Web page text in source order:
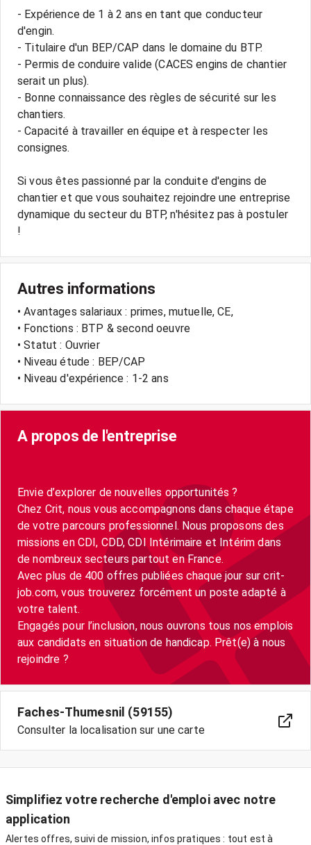
- Expérience de 1 à 2 ans en tant que conducteur
d'engin.
- Titulaire d'un BEP/CAP dans le domaine du BTP.
- Permis de conduire valide (CACES engins de chantier
serait un plus).
- Bonne connaissance des règles de sécurité sur les
chantiers.
- Capacité à travailler en équipe et à respecter les
consignes.
Si vous êtes passionné par la conduite d'engins de
chantier et que vous souhaitez rejoindre une entreprise
dynamique du secteur du BTP, n'hésitez pas à postuler
Autres informations
• Avantages salariaux : primes, mutuelle, CE,
• Fonctions : BTP & second oeuvre
• Statut : Ouvrier
• Niveau étude : BEP/CAP
• Niveau d'expérience : 1-2 ans
A propos de l'entreprise
Envie d’explorer de nouvelles opportunités ?
Chez Crit, nous vous accompagnons dans chaque étape
de votre parcours professionnel. Nous proposons des
missions en CDI, CDD, CDI Intérimaire et Intérim dans
de nombreux secteurs partout en France.
Avec plus de 400 offres publiées chaque jour sur crit-
job.com, vous trouverez forcément un poste adapté à
votre talent.
Engagés pour l’inclusion, nous ouvrons tous nos emplois
aux candidats en situation de handicap. Prêt(e) à nous
Faches-Thumesnil (59155)
Consulter la localisation sur une carte
Simplifiez votre recherche d'emploi avec notre
application
Alertes offres, suivi de mission, infos pratiques : tout est à